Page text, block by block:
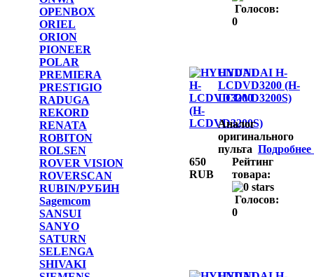
OPENBOX
ORIEL
ORION
PIONEER
POLAR
PREMIERA
PRESTIGIO
RADUGA
REKORD
RENATA
ROBITON
ROLSEN
ROVER VISION
ROVERSCAN
RUBIN/РУБИН
Sagemcom
SANSUI
SANYO
SATURN
SELENGA
SHIVAKI
Голосов:
0
HYUNDAI H-
LCDVD3200 (H-
LCDVD3200S)
Аналог
оригинального
пульта Подробнее
650
RUB
Рейтинг
товара:
Голосов:
0